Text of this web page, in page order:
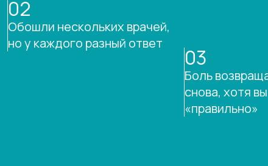
02
Обошли нескольких врачей,
но у каждого разный ответ
03
Боль
снова, хотя
«правильно»